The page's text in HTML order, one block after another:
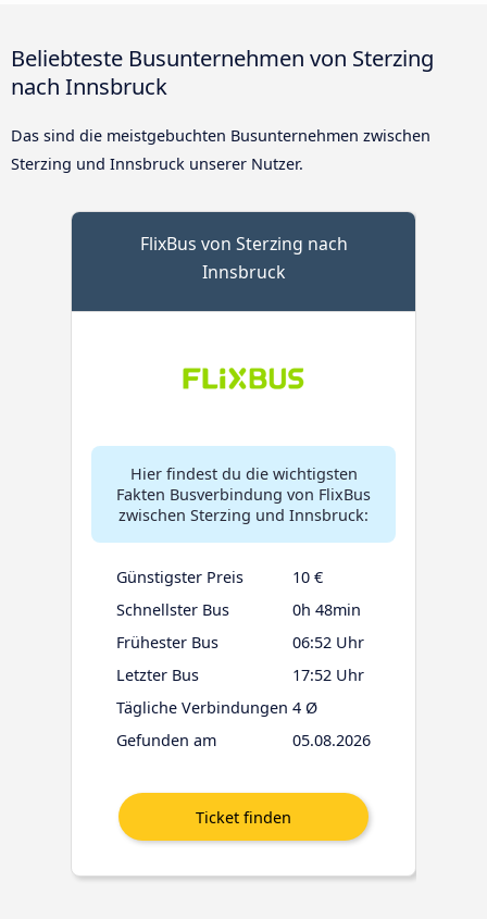
Beliebteste Busunternehmen von Sterzing
nach Innsbruck
Das sind die meistgebuchten Busunternehmen zwischen
Sterzing und Innsbruck unserer Nutzer.
FlixBus von Sterzing nach
Innsbruck
Hier findest du die wichtigsten
Fakten Busverbindung von FlixBus
zwischen Sterzing und Innsbruck:
Günstigster Preis
10 €
Schnellster Bus
0h 48min
Frühester Bus
06:52 Uhr
Letzter Bus
17:52 Uhr
Tägliche Verbindungen 4 Ø
Gefunden am
05.08.2026